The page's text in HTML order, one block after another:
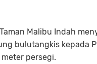
Malibu Indah
bulutangkis kepada
persegi.